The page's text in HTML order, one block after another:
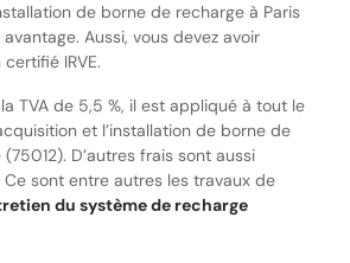
de borne de recharge à Paris
Aussi, vous devez avoir
IRVE.
TVA de 5,5 %, il est appliqué à tout le
et l’installation de borne de
(75012). D’autres frais sont aussi
sont entre autres les travaux de
du système de recharge